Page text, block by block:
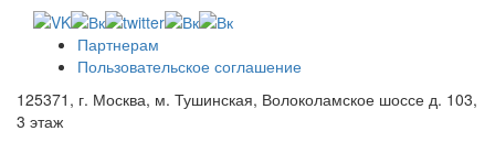
Партнерам
Пользовательское соглашение
125371, г. Москва, м. Тушинская, Волоколамское шоссе д. 103,
3 этаж